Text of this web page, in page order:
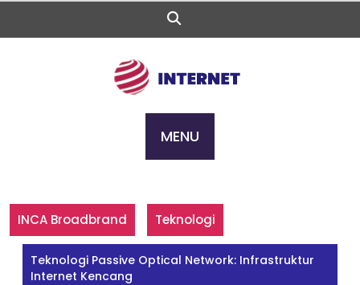
Skip
content
MENU
INCA Broadbrand Teknologi
Teknologi Passive Optical Network: Infrastruktur
Internet Kencang